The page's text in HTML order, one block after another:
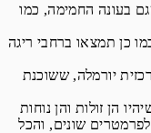
עם זאת כדאי לקחת בחשבון שגם בעונה החמימה, כמו
כן תמצאו ברחבי ריגה
יורמלה, ששוכנת
הן זולות והן נוחות
שונים, והכל